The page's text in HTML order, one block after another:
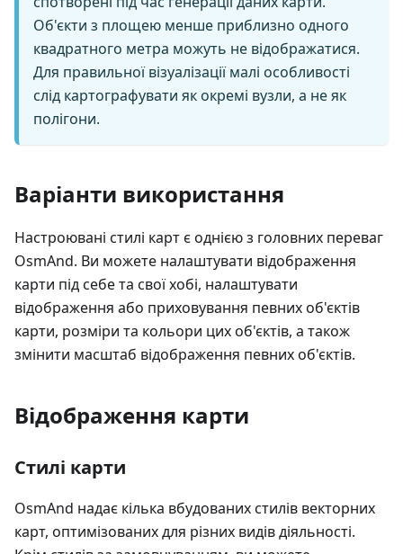
Об'єкти з площею менше приблизно одного
квадратного метра можуть не відображатися.
Для правильної візуалізації малі особливості
слід картографувати як окремі вузли, а не як
полігони.
Варіанти використання
Настроювані стилі карт є однією з головних переваг
OsmAnd. Ви можете налаштувати відображення
карти під себе та свої хобі, налаштувати
відображення або приховування певних об'єктів
карти, розміри та кольори цих об'єктів, а також
змінити масштаб відображення певних об'єктів.
Відображення карти
Стилі карти
OsmAnd надає кілька вбудованих стилів векторних
карт, оптимізованих для різних видів діяльності.